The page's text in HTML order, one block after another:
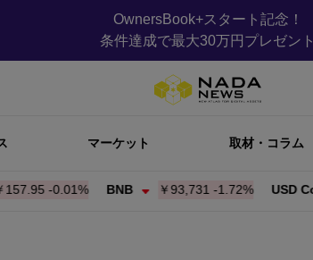
OwnersBook+スタート記念！
条件達成で最大30万円プレゼント
マーケット 取材・コラム
-0.01% BNB ￥93,727-1.73% USD Coin